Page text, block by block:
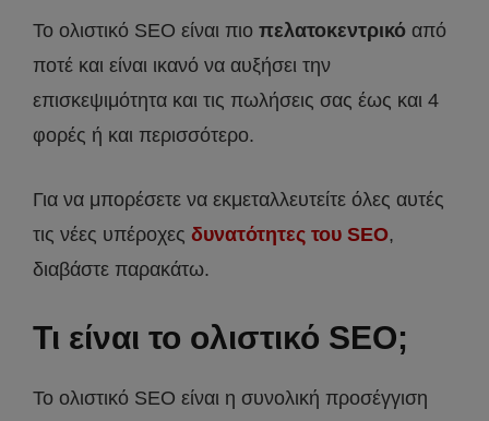
Το ολιστικό SEO είναι πιο πελατοκεντρικό από
ποτέ και είναι ικανό να αυξήσει την
επισκεψιμότητα και τις πωλήσεις σας έως και 4
φορές ή και περισσότερο.
Για να μπορέσετε να εκμεταλλευτείτε όλες αυτές
τις νέες υπέροχες δυνατότητες του SEO,
διαβάστε παρακάτω.
Τι είναι το ολιστικό SEO;
Το ολιστικό SEO είναι η συνολική προσέγγιση